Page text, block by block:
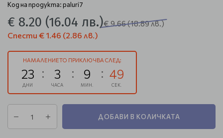
Код на продукта: paluri7
€ 8.20 (16.04 лв.)€ 9.66(18.89 лв.)
Спести € 1.46 (2.86 лв.)
НАМАЛЕНИЕТО ПРИКЛЮЧВА СЛЕД:
23
ДНИ
3
ЧАСА
9
МИН.
48
СЕК.
ДОБАВИ В КОЛИЧКАТА